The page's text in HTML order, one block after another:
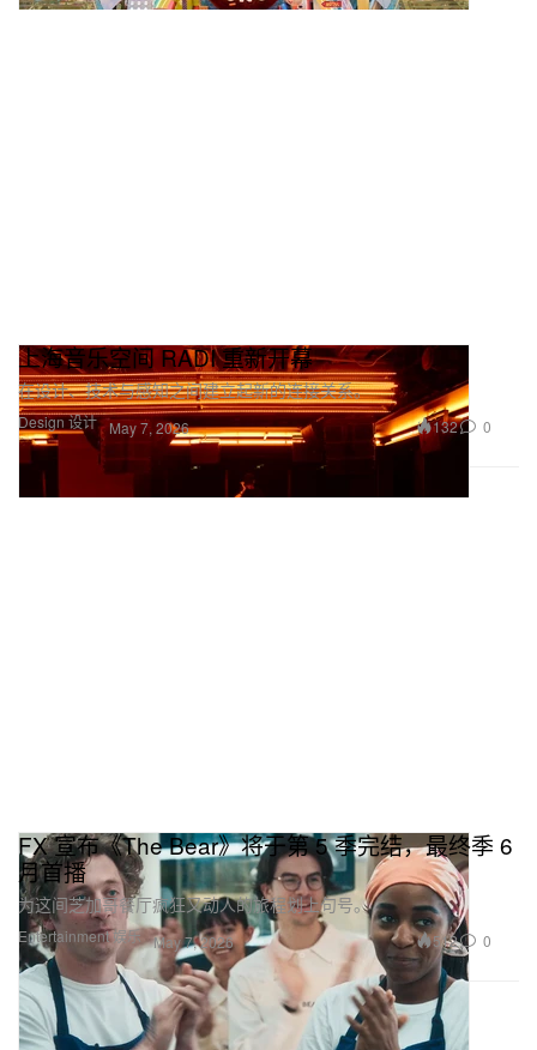
Design 设计
上海音乐空间 RADI 重新开幕
在设计、技术与感知之间建立起新的连接关系。
May 7, 2026 132 0
Entertainment 娱乐
FX 宣布《The Bear》将于第 5 季完结，最终季 6
月首播
为这间芝加哥餐厅疯狂又动人的旅程划上句号。
May 7, 2026 512 0